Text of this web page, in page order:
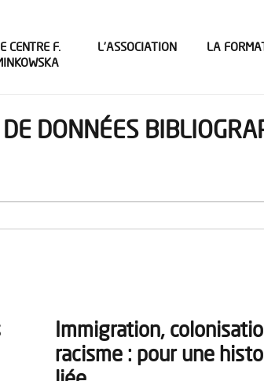
CENTRE F.
L’ASSOCIATION LA
DONNÉES
Immigration,
racisme : pour une